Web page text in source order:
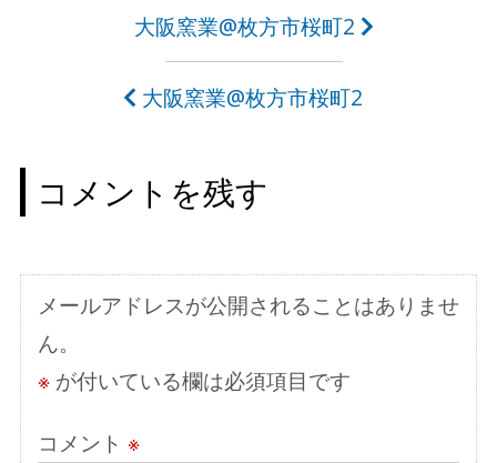
ビ
ゲ
シ
ョ
ン
大阪窯業@枚方市桜町2
大阪窯業@枚方市桜町2
コメントを残す
メールアドレスが公開されることはありませ
ん。
※が付いている欄は必須項目です
コメント ※